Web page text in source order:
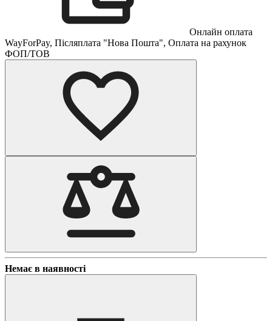
Онлайн оплата
WayForPay, Післяплата "Нова Пошта", Оплата на рахунок
ФОП/ТОВ
Немає в наявності